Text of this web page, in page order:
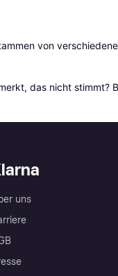
von
das nicht stimmt?
uns